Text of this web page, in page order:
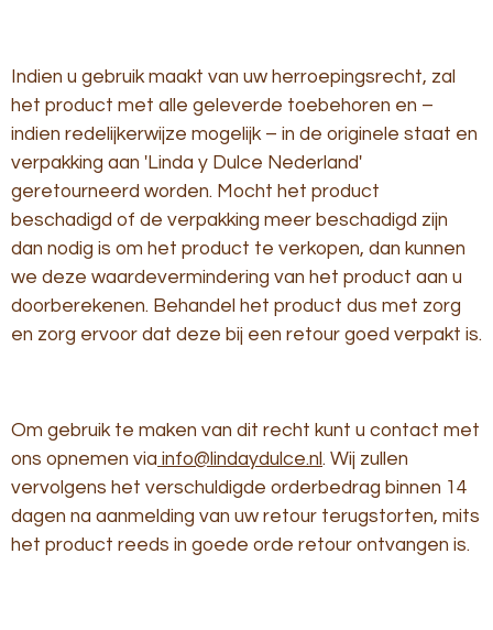
Indien u gebruik maakt van uw herroepingsrecht, zal
het product met alle geleverde toebehoren en –
indien redelijkerwijze mogelijk – in de originele staat en
verpakking aan 'Linda y Dulce Nederland'
geretourneerd worden. Mocht het product
beschadigd of de verpakking meer beschadigd zijn
dan nodig is om het product te verkopen, dan kunnen
we deze waardevermindering van het product aan u
doorberekenen. Behandel het product dus met zorg
en zorg ervoor dat deze bij een retour goed verpakt is.
Om gebruik te maken van dit recht kunt u contact met
ons opnemen via info@lindaydulce.nl . Wij zullen
vervolgens het verschuldigde orderbedrag binnen 14
dagen na aanmelding van uw retour terugstorten, mits
het product reeds in goede orde retour ontvangen is.